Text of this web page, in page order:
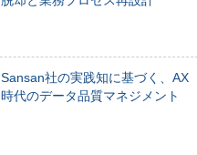
Sansan社の実践知に基づく、AX
時代のデータ品質マネジメント